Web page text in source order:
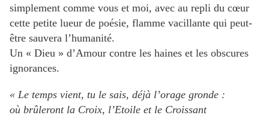
simplement comme vous et moi, avec au repli du cœur
cette petite lueur de poésie, flamme vacillante qui peut-
être sauvera l’humanité.
Un « Dieu » d’Amour contre les haines et les obscures
ignorances.
« Le temps vient, tu le sais, déjà l’orage gronde :
où brûleront la Croix, l’Etoile et le Croissant